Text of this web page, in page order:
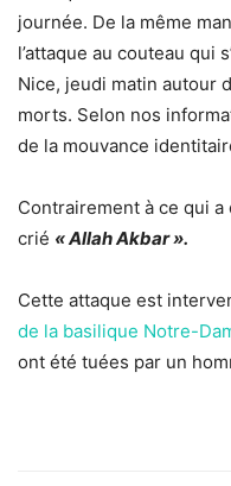
journée. De la même
l’attaque au couteau qui
Nice, jeudi matin autour
morts. Selon nos
de la mouvance
Contrairement à ce qui a
crié « Allah Akbar ».
Cette attaque est
de la basilique Notre-
ont été tuées par un